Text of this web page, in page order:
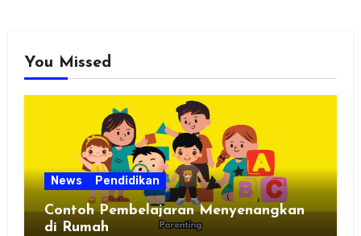
You Missed
News Pendidikan
Contoh Pembelajaran Menyenangkan
di Rumah